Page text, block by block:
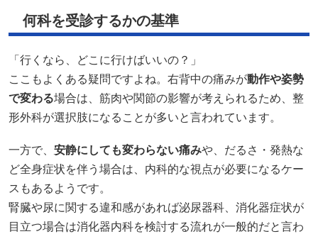
何科を受診するかの基準
「行くなら、どこに行けばいいの？」
ここもよくある疑問ですよね。右背中の痛みが動作や姿勢
で変わる場合は、筋肉や関節の影響が考えられるため、整
形外科が選択肢になることが多いと言われています。
一方で、 安静にしても変わらない痛みや、だるさ・発熱な
ど全身症状を伴う場合は、内科的な視点が必要になるケー
スもあるようです。
腎臓や尿に関する違和感があれば泌尿器科、消化器症状が
目立つ場合は消化器内科を検討する流れが一般的だと言わ